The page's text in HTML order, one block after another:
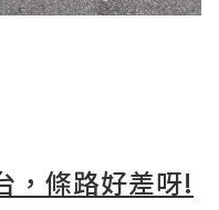
，條路好差呀!